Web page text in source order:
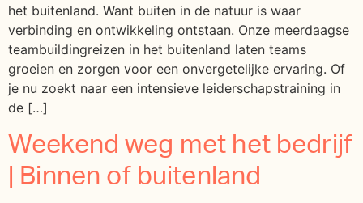
het buitenland. Want buiten in de natuur is waar
verbinding en ontwikkeling ontstaan. Onze meerdaagse
teambuildingreizen in het buitenland laten teams
groeien en zorgen voor een onvergetelijke ervaring. Of
je nu zoekt naar een intensieve leiderschapstraining in
de […]
Weekend weg met het bedrijf
| Binnen of buitenland